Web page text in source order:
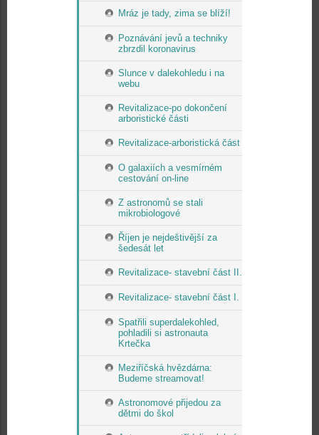
Mráz je tady, zima se blíží!
Poznávání jevů a techniky
zbrzdil koronavirus
Slunce v dalekohledu i na
webu
Revitalizace-po dokončení
arboristické části
Revitalizace-arboristická část
O galaxiích a vesmírném
cestování on-line
Z astronomů se stali
mikrobiologové
Říjen je nejdeštivější za
šedesát let
Revitalizace- stavební část II.
Revitalizace- stavební část I.
Spatřili superdalekohled,
pohladili si astronauta
Krtečka
Meziříčská hvězdárna:
Budeme streamovat!
Astronomové přijedou za
dětmi do škol